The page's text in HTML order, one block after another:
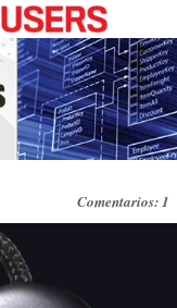
Comentarios: 1